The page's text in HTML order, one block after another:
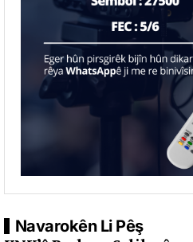
Navarokên Li Pêş